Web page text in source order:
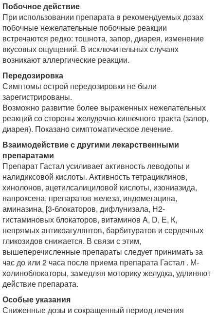
Побочное действие
При использовании препарата в рекомендуемых дозах
побочные нежелательные побочные реакции
встречаются редко: тошнота, запор, диарея, изменение
вкусовых ощущений. В исключительных случаях
возникают аллергические реакции.
Передозировка
Симптомы острой передозировки не были
зарегистрированы.
Возможно развитие более выраженных нежелательных
реакций со стороны желудочно-кишечного тракта (запор,
диарея). Показано симптоматическое лечение.
Взаимодействие с другими лекарственными
препаратами
Препарат Гастал усиливает активность леводопы и
налидиксовой кислоты. Активность тетрациклинов,
хинолонов, ацетилсалициловой кислоты, изониазида,
напроксена, препаратов железа, индометацина,
аминазина, [3-блокаторов, дифлунизала, Н2-
гистаминовых блокаторов, витаминов A, D, Е, К,
непрямых антикоагулянтов, барбитуратов и сердечных
гликозидов снижается. В связи с этим,
вышеперечисленные препараты следует принимать за
час до или 2 часа после приема препарата Гастал . М-
холиноблокаторы, замедляя моторику желудка, удлиняют
действие препарата.
Особые указания
Сниженные дозы и сокращенный период лечения